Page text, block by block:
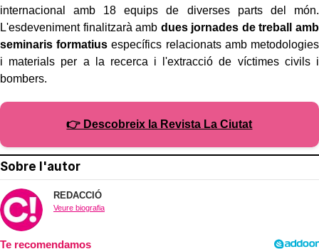
internacional amb 18 equips de diverses parts del món.
L'esdeveniment finalitzarà amb dues jornades de treball amb
seminaris formatius específics relacionats amb metodologies
i materials per a la recerca i l'extracció de víctimes civils i
bombers.
👉 Descobreix la Revista La Ciutat
Sobre l'autor
REDACCIÓ
Veure biografia